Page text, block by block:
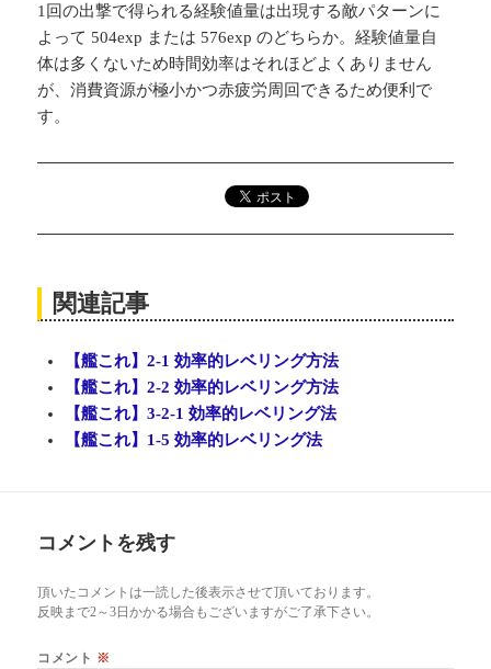
1回の出撃で得られる経験値量は出現する敵パターンに
よって 504exp または 576exp のどちらか。経験値量自
体は多くないため時間効率はそれほどよくありません
が、消費資源が極小かつ赤疲労周回できるため便利で
す。
関連記事
【艦これ】2-1 効率的レベリング方法
【艦これ】2-2 効率的レベリング方法
【艦これ】3-2-1 効率的レベリング法
【艦これ】1-5 効率的レベリング法
コメントを残す
頂いたコメントは一読した後表示させて頂いております。
反映まで2～3日かかる場合もございますがご了承下さい。
コメント ※